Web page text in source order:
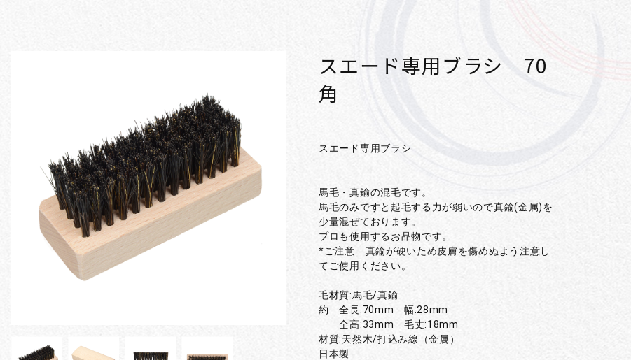
スエード専用ブラシ 70
角
スエード専用ブラシ
馬毛・真鍮の混毛です。
馬毛のみですと起毛する力が弱いので真鍮(金属)を
少量混ぜております。
プロも使用するお品物です。
*ご注意 真鍮が硬いため皮膚を傷めぬよう注意し
てご使用ください。
毛材質:馬毛/真鍮
約 全長:70mm 幅:28mm
全高:33mm 毛丈:18mm
材質:天然木/打込み線（金属）
日本製